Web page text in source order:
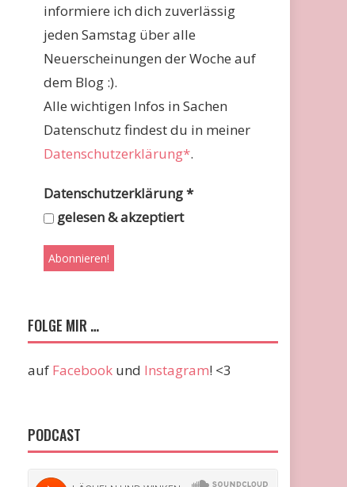
informiere ich dich zuverlässig
jeden Samstag über alle
Neuerscheinungen der Woche auf
dem Blog :).
Alle wichtigen Infos in Sachen
Datenschutz findest du in meiner
Datenschutzerklärung*.
Datenschutzerklärung*
gelesen & akzeptiert
FOLGE MIR …
auf Facebook und Instagram! <3
PODCAST